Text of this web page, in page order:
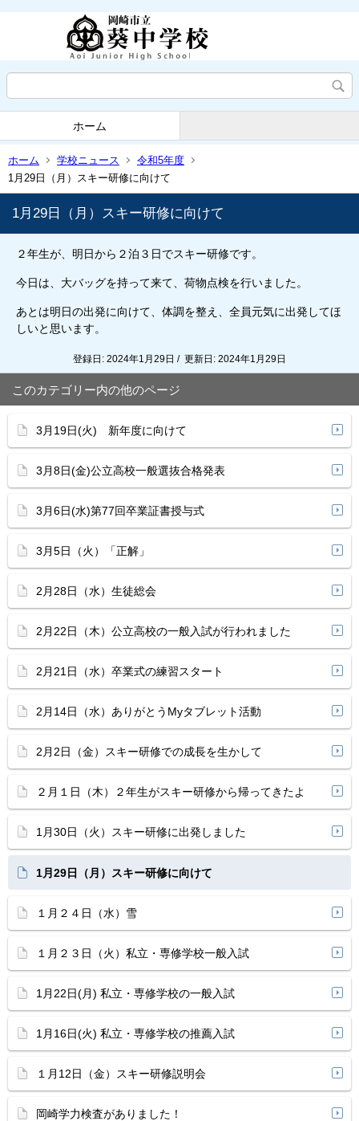
ホーム
ホーム 学校ニュース
令和5年度
1月29日（月）スキー研修に向けて
1月29日（月）スキー研修に向けて
２年生が、明日から２泊３日でスキー研修です。
今日は、大バッグを持って来て、荷物点検を行いました。
あとは明日の出発に向けて、体調を整え、全員元気に出発してほ
しいと思います。
登録日: 2024年1月29日 / 更新日: 2024年1月29日
このカテゴリー内の他のページ
3月19日(火) 新年度に向けて
3月8日(金)公立高校一般選抜合格発表
3月6日(水)第77回卒業証書授与式
3月5日（火）「正解」
2月28日（水）生徒総会
2月22日（木）公立高校の一般入試が行われました
2月21日（水）卒業式の練習スタート
2月14日（水）ありがとうMyタブレット活動
2月2日（金）スキー研修での成長を生かして
２月１日（木）２年生がスキー研修から帰ってきたよ
1月30日（火）スキー研修に出発しました
1月29日（月）スキー研修に向けて
１月２４日（水）雪
１月２３日（火）私立・専修学校一般入試
1月22日(月) 私立・専修学校の一般入試
1月16日(火) 私立・専修学校の推薦入試
１月12日（金）スキー研修説明会
岡崎学力検査がありました！